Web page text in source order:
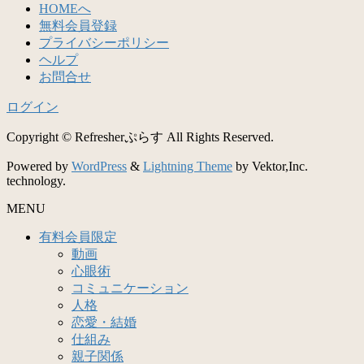
HOMEへ
無料会員登録
プライバシーポリシー
ヘルプ
お問合せ
ログイン
Copyright © Refresherぷらす All Rights Reserved.
Powered by WordPress & Lightning Theme by Vektor,Inc.
technology.
MENU
有料会員限定
動画
心眼術
コミュニケーション
人格
恋愛・結婚
仕組み
親子関係